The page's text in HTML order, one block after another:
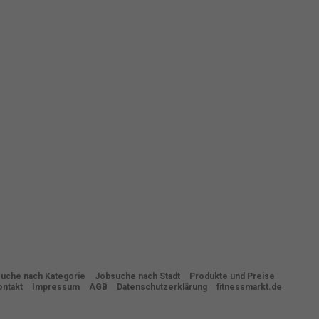
nach Kategorie Jobsuche nach Stadt
Produkte und Preise
Impressum AGB Datenschutzerklärung fitnessmarkt.de